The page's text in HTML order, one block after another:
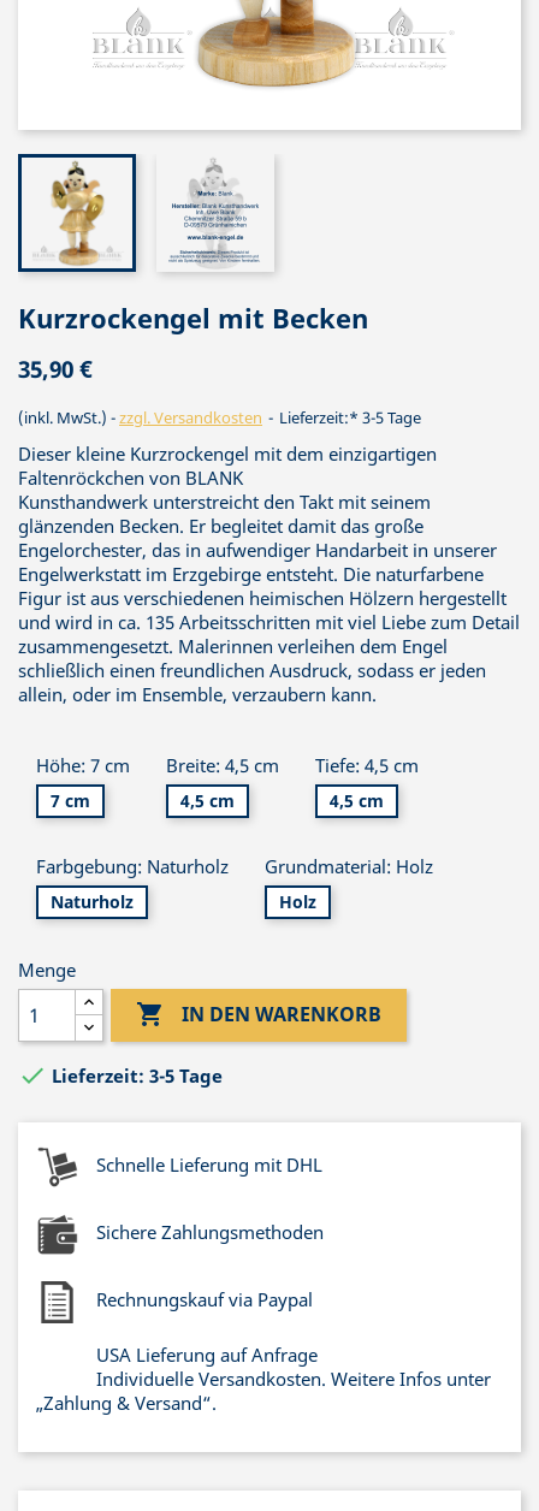
Kurzrockengel mit Becken
35,90 €
(inkl. MwSt.) zzgl. Versandkosten Lieferzeit:* 3-5 Tage
Dieser kleine Kurzrockengel mit dem einzigartigen
Faltenröckchen von BLANK
Kunsthandwerk unterstreicht den Takt mit seinem
glänzenden Becken. Er begleitet damit das große
Engelorchester, das in aufwendiger Handarbeit in unserer
Engelwerkstatt im Erzgebirge entsteht. Die naturfarbene
Figur ist aus verschiedenen heimischen Hölzern hergestellt
und wird in ca. 135 Arbeitsschritten mit viel Liebe zum Detail
zusammengesetzt. Malerinnen verleihen dem Engel
schließlich einen freundlichen Ausdruck, sodass er jeden
allein, oder im Ensemble, verzaubern kann.
Höhe: 7 cm
7 cm
Breite: 4,5 cm
4,5 cm
Tiefe: 4,5 cm
4,5 cm
Farbgebung: Naturholz
Naturholz
Grundmaterial: Holz
Holz
Menge
 IN DEN WARENKORB
 Lieferzeit: 3-5 Tage
Schnelle Lieferung mit DHL
Sichere Zahlungsmethoden
Rechnungskauf via Paypal
USA Lieferung auf Anfrage
Individuelle Versandkosten. Weitere Infos unter
„Zahlung & Versand“.